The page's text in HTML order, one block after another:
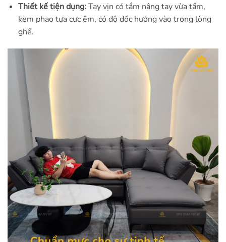
Thiết kế tiện dụng:Tay vịn có tầm nâng tay vừa tầm,
kèm phao tựa cực êm, có độ dốc hướng vào trong lòng
ghế.